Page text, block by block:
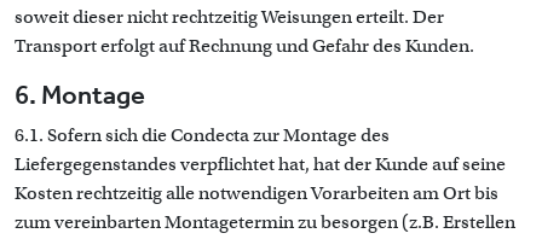
soweit dieser nicht rechtzeitig Weisungen erteilt. Der
Transport erfolgt auf Rechnung und Gefahr des Kunden.
6. Montage
6.1. Sofern sich die Condecta zur Montage des
Liefergegenstandes verpflichtet hat, hat der Kunde auf seine
Kosten rechtzeitig alle notwendigen Vorarbeiten am Ort bis
zum vereinbarten Montagetermin zu besorgen (z.B. Erstellen